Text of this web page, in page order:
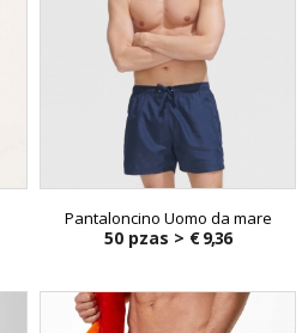
Pantaloncino Uomo da mare
50 pzas > € 9,36